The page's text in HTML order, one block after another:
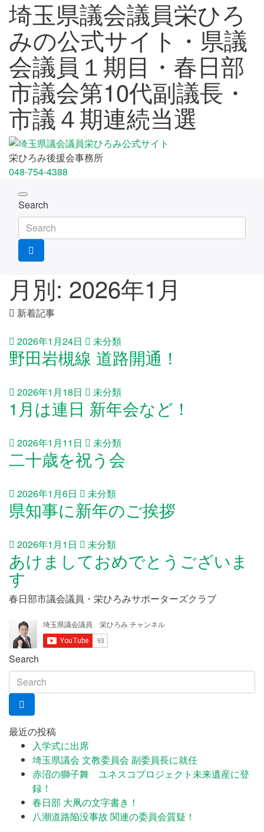
埼玉県議会議員栄ひろ
みの公式サイト・県議
会議員１期目・春日部
市議会第10代副議長・
市議４期連続当選
栄ひろみ後援会事務所
048-754-4388
Toggle
navigation
Search
月別: 2026年1月
新着記事
2026年1月24日 未分類
野田岩槻線 道路開通！
2026年1月18日 未分類
1月は連日 新年会など！
2026年1月11日 未分類
二十歳を祝う会
2026年1月6日 未分類
県知事に新年のご挨拶
2026年1月1日 未分類
あけましておめでとうございま
す
春日部市議会議員・栄ひろみサポーターズクラブ
Search
最近の投稿
入学式に出席
埼玉県議会 文教委員会 副委員長に就任
赤沼の獅子舞 ユネスコプロジェクト未来遺産に登
録！
春日部 大凧の文字書き！
八潮道路陥没事故 関連の委員会質疑！